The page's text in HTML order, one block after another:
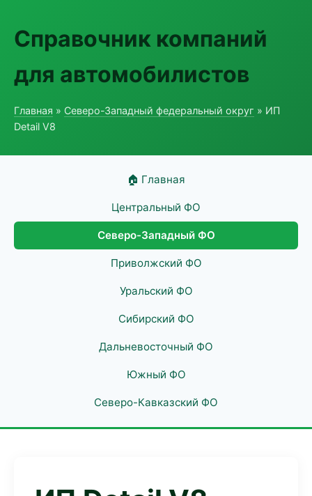
Справочник компаний
для автомобилистов
Главная » Северо-Западный федеральный округ » ИП
Detail V8
🏠 Главная
Центральный ФО
Северо-Западный ФО
Приволжский ФО
Уральский ФО
Сибирский ФО
Дальневосточный ФО
Южный ФО
Северо-Кавказский ФО